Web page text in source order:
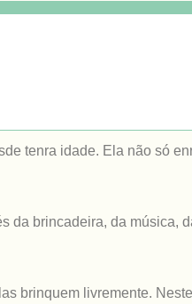
tenra idade. Ela não só
da brincadeira, da música,
brinquem livremente.